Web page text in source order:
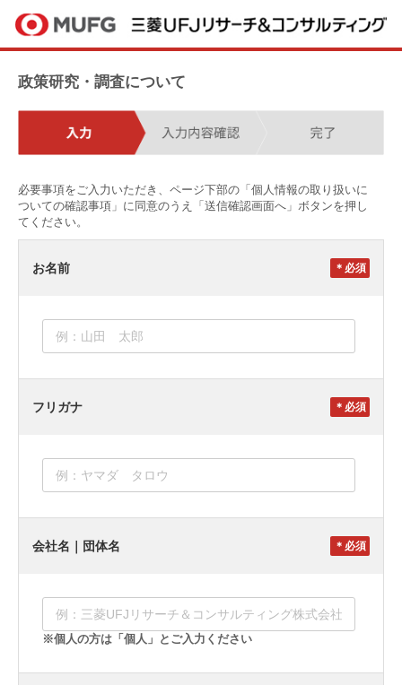
政策研究・調査について
必要事項をご入力いただき、ページ下部の「個人情報の取り扱いに
ついての確認事項」に同意のうえ「送信確認画面へ」ボタンを押し
てください。
お名前 ＊
フリガナ ＊
会社名｜団体名 ＊
※個人の方は「個人」とご入力ください